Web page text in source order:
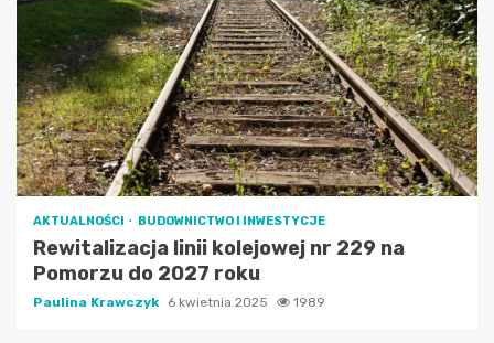
AKTUALNOŚCI BUDOWNICTWO I INWESTYCJE
Rewitalizacja linii kolejowej nr 229 na
Pomorzu do 2027 roku
Paulina Krawczyk 6 kwietnia 2025 1989